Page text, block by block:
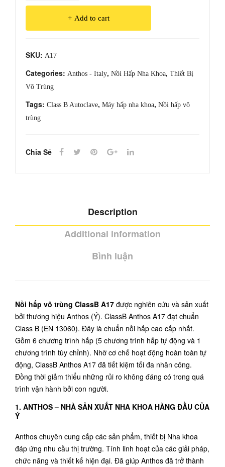
vô
ClassB
quantity
Add to cart
SKU: A17
Categories: Anthos - Italy, Nồi Hấp Nha Khoa, Thiết Bị
Vô Trùng
Tags: Class B Autoclave, Máy hấp nha khoa, Nồi hấp vô
trùng
Chia Sẻ
Description
Additional information
Bình luận
Nồi hấp vô trùng ClassB A17 được nghiên cứu và sản xuất
bởi thương hiệu Anthos (Ý). ClassB Anthos A17 đạt chuẩn
Class B (EN 13060). Đây là chuẩn nồi hấp cao cấp nhất.
Gồm 6 chương trình hấp (5 chương trình hấp tự động và 1
chương trình tùy chỉnh). Nhờ cơ chế hoạt động hoàn toàn tự
động, ClassB Anthos A17 đã tiết kiệm tối đa nhân công.
Đồng thời giảm thiểu những rủi ro không đáng có trong quá
trình vận hành bởi con người.
1. ANTHOS – NHÀ SẢN XUẤT NHA KHOA HÀNG ĐẦU CỦA
Ý
Anthos chuyên cung cấp các sản phẩm, thiết bị Nha khoa
đáp ứng nhu cầu thị trường. Tính linh hoạt của các giải pháp,
chức năng và thiết kế hiện đại. Đã giúp Anthos đã trở thành